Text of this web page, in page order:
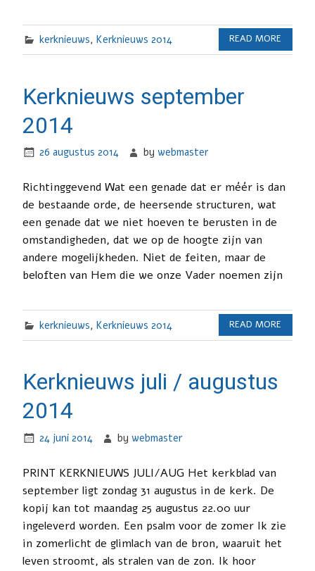
kerknieuws, Kerknieuws 2014 READ MORE
Kerknieuws september
2014
26 augustus 2014 bywebmaster
Richtinggevend Wat een genade dat er méér is dan
de bestaande orde, de heersende structuren, wat
een genade dat we niet hoeven te berusten in de
omstandigheden, dat we op de hoogte zijn van
andere mogelijkheden. Niet de feiten, maar de
beloften van Hem die we onze Vader noemen zijn
kerknieuws, Kerknieuws 2014 READ MORE
Kerknieuws juli / augustus
2014
24 juni 2014 bywebmaster
PRINT KERKNIEUWS JULI/AUG Het kerkblad van
september ligt zondag 31 augustus in de kerk. De
kopij kan tot maandag 25 augustus 22.00 uur
ingeleverd worden. Een psalm voor de zomer Ik zie
in zomerlicht de glimlach van de bron, waaruit het
leven stroomt, als stralen van de zon. Ik hoor